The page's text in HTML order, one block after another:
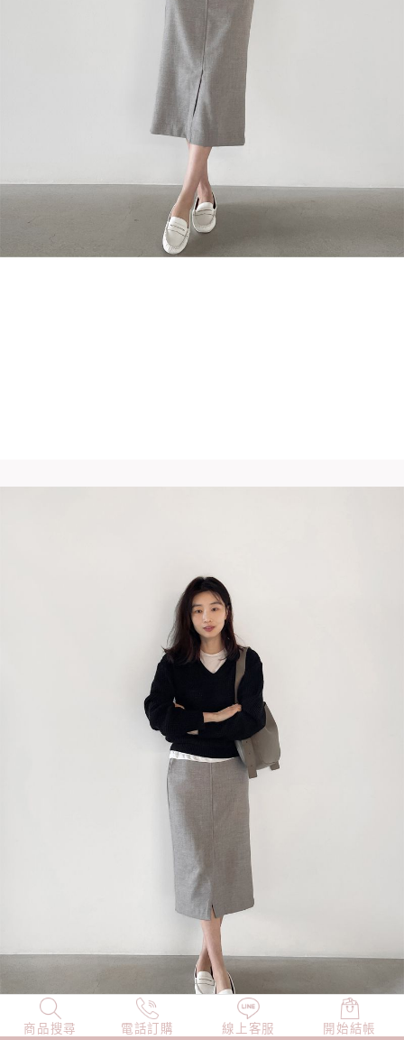
商品搜尋 電話訂購 線上客服 開始結帳
NEW 店長精選 TOP100 小編穿搭